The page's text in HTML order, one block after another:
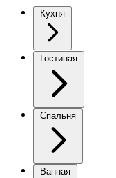
Кухня
Гостиная
Спальня
Ванная